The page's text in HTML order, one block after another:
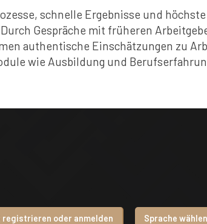
schnelle Ergebnisse und
Gespräche mit früheren
authentische Einschätzungen zu
wie Ausbildung und
oder anmelden Sprache wählen